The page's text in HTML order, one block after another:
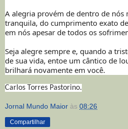
A alegria provém de dentro de nós
tranquila, do cumprimento exato
em nós apesar de todos os
Seja alegre sempre e, quando a
de sua vida, entoe um cântico de
brilhará novamente em você.
Carlos Torres Pastorino.
Jornal Mundo Maior às 08:26
Compartilhar